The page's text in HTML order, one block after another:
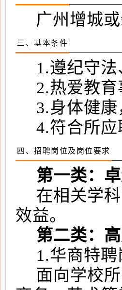
广州增城
三、基本条件
1.遵纪守
2.热爱教
3.身体健
4.符合所
四、招聘岗位及岗位要求
第一类：
在相关学
效益。
第二类：
1.华商特聘
面向学校